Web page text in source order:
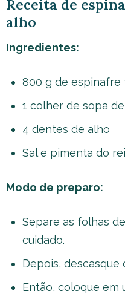
Receita de
alho
Ingredientes:
800 g de espinafre
1 colher de sopa
4 dentes de alho
Sal e pimenta do
Modo de preparo:
Separe as folhas
cuidado.
Depois, descasque
Então, coloque em